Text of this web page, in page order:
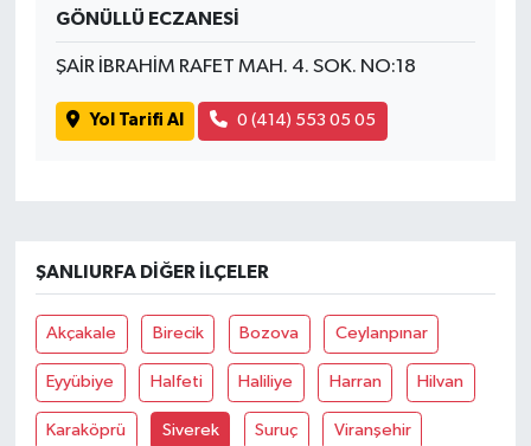
GÖNÜLLÜ ECZANESİ
ŞAİR İBRAHİM RAFET MAH. 4. SOK. NO:18
Yol Tarifi Al 0 (414) 553 05 05
ŞANLIURFA DIĞER İLÇELER
Akçakale Birecik Bozova Ceylanpınar
Eyyübiye Halfeti Haliliye Harran Hilvan
Karaköprü Siverek Suruç Viranşehir